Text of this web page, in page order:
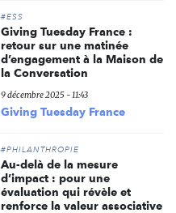
#ESS
Giving Tuesday France :
retour sur une matinée
d’engagement à la Maison de
la Conversation
9 décembre 2025 - 11:43
Giving Tuesday France
#PHILANTHROPIE
Au-delà de la mesure
d’impact : pour une
évaluation qui révèle et
renforce la valeur associative